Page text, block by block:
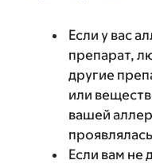
Если у вас
препарат,
другие
или
вашей
Если вам не